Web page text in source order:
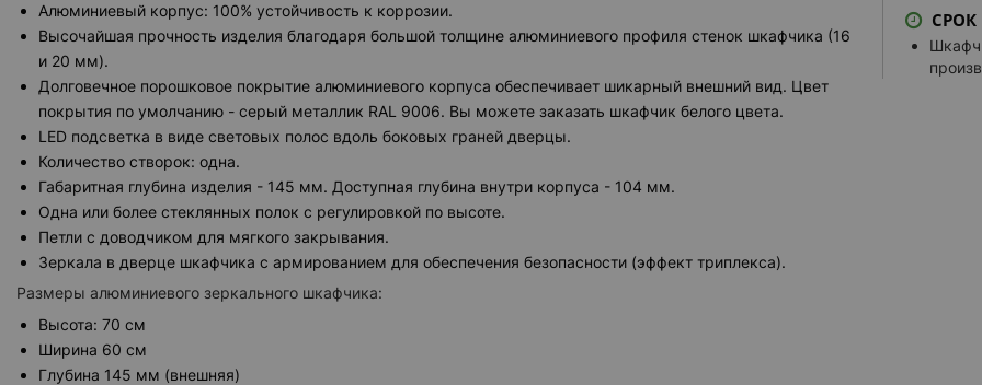
Алюминиевый корпус: 100% устойчивость к коррозии.
Высочайшая прочность изделия благодаря большой толщине алюминиевого профиля стенок шкафчика (16
и 20 мм).
Долговечное порошковое покрытие алюминиевого корпуса обеспечивает шикарный внешний вид. Цвет
покрытия по умолчанию - серый металлик RAL 9006. Вы можете заказать шкафчик белого цвета.
LED подсветка в виде световых полос вдоль боковых граней дверцы.
Количество створок: одна.
Габаритная глубина изделия - 145 мм. Доступная глубина внутри корпуса - 104 мм.
Одна или более стеклянных полок с регулировкой по высоте.
Петли с доводчиком для мягкого закрывания.
Зеркала в дверце шкафчика с армированием для обеспечения безопасности (эффект триплекса).
Размеры алюминиевого зеркального шкафчика:
Высота: 70 см
Ширина 60 см
Глубина 145 мм (внешняя)
СРОК